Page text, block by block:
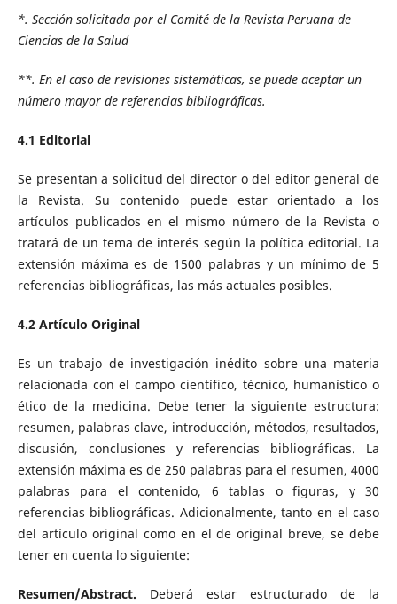
*. Sección solicitada por el Comité de la Revista Peruana de
Ciencias de la Salud
**. En el caso de revisiones sistemáticas, se puede aceptar un
número mayor de referencias bibliográficas.
4.1 Editorial
Se presentan a solicitud del director o del editor general de
la Revista. Su contenido puede estar orientado a los
artículos publicados en el mismo número de la Revista o
tratará de un tema de interés según la política editorial. La
extensión máxima es de 1500 palabras y un mínimo de 5
referencias bibliográficas, las más actuales posibles.
4.2 Artículo Original
Es un trabajo de investigación inédito sobre una materia
relacionada con el campo científico, técnico, humanístico o
ético de la medicina. Debe tener la siguiente estructura:
resumen, palabras clave, introducción, métodos, resultados,
discusión, conclusiones y referencias bibliográficas. La
extensión máxima es de 250 palabras para el resumen, 4000
palabras para el contenido, 6 tablas o figuras, y 30
referencias bibliográficas. Adicionalmente, tanto en el caso
del artículo original como en el de original breve, se debe
tener en cuenta lo siguiente:
Resumen/Abstract. Deberá estar estructurado de la